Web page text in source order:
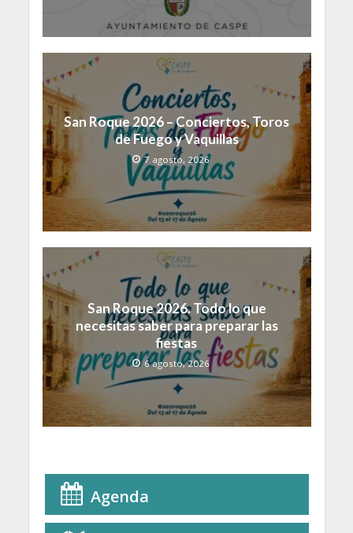
San Roque 2026 – Conciertos, Toros
de Fuego y Vaquillas
7 agosto, 2026
San Roque 2026. Todo lo que
necesitas saber para preparar las
fiestas
6 agosto, 2026
Agenda